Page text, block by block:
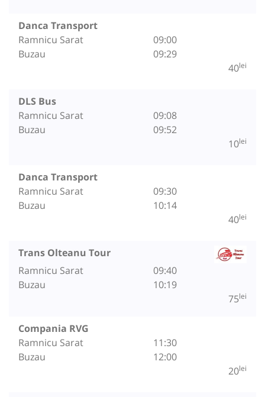
Danca Transport
Ramnicu Sarat
Buzau
09:00
09:29
40lei
DLS Bus
Ramnicu Sarat
Buzau
09:08
09:52
10lei
Danca Transport
Ramnicu Sarat
Buzau
09:30
10:14
40lei
Trans Olteanu Tour
Ramnicu Sarat
Buzau
09:40
10:19
75lei
Compania RVG
Ramnicu Sarat
Buzau
11:30
12:00
20lei